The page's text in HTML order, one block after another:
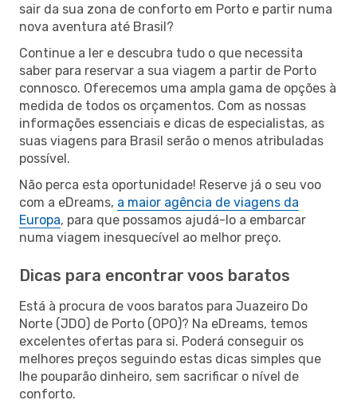
sair da sua zona de conforto em Porto e partir numa
nova aventura até Brasil?
Continue a ler e descubra tudo o que necessita
saber para reservar a sua viagem a partir de Porto
connosco. Oferecemos uma ampla gama de opções à
medida de todos os orçamentos. Com as nossas
informações essenciais e dicas de especialistas, as
suas viagens para Brasil serão o menos atribuladas
possível.
Não perca esta oportunidade! Reserve já o seu voo
com a eDreams, a maior agência de viagens da
Europa, para que possamos ajudá-lo a embarcar
numa viagem inesquecível ao melhor preço.
Dicas para encontrar voos baratos
Está à procura de voos baratos para Juazeiro Do
Norte (JDO) de Porto (OPO)? Na eDreams, temos
excelentes ofertas para si. Poderá conseguir os
melhores preços seguindo estas dicas simples que
lhe pouparão dinheiro, sem sacrificar o nível de
conforto.